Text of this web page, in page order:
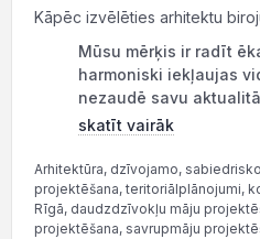
Kāpēc izvēlēties arhitektu
Mūsu mērķis ir radīt
harmoniski iekļaujas
nezaudē savu
skatīt vairāk
Arhitektūra, dzīvojamo,
projektēšana, teritoriālplānojumi,
Rīgā, daudzdzīvokļu māju
projektēšana, savrupmāju